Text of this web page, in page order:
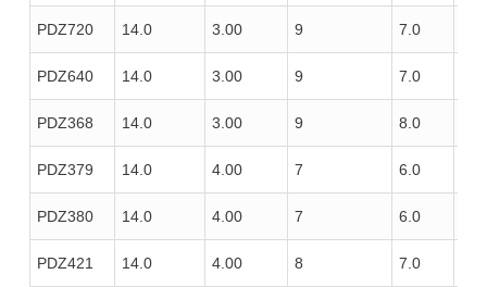
PDZ720 14.0 3.00 9 7.0
PDZ640 14.0 3.00 9 7.0
PDZ368 14.0 3.00 9 8.0
PDZ379 14.0 4.00 7 6.0
PDZ380 14.0 4.00 7 6.0
PDZ421 14.0 4.00 8 7.0